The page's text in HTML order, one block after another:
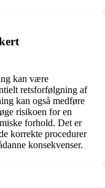
kan være
retsforfølgning af
kan også medføre
risikoen for en
forhold. Det er
korrekte procedurer
konsekvenser.